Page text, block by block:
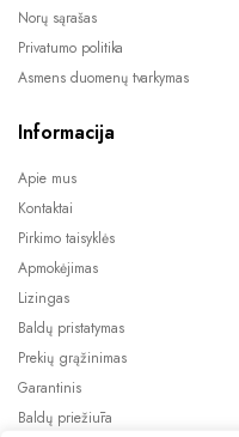
Norų sąrašas
Privatumo politika
Asmens duomenų tvarkymas
Informacija
Apie mus
Kontaktai
Pirkimo taisyklės
Apmokėjimas
Lizingas
Baldų pristatymas
Prekių grąžinimas
Garantinis
Baldų priežiūra